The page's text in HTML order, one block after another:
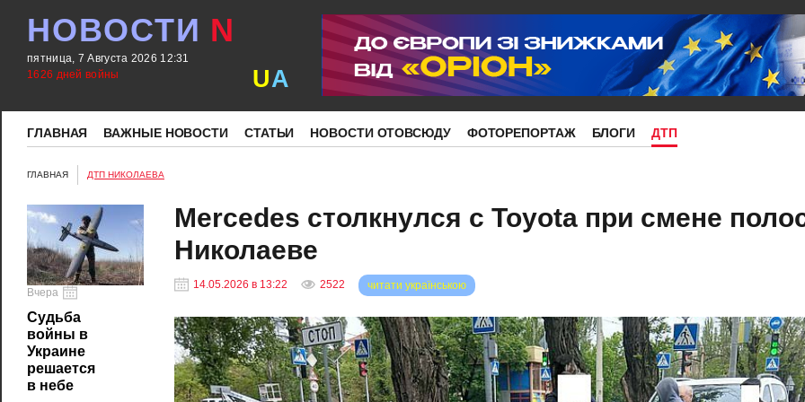
НОВОСТИ N
пятница, 7 Августа 2026 12:31
1626 дней войны
UA
ГЛАВНАЯ ВАЖНЫЕ НОВОСТИ СТАТЬИ НОВОСТИ ОТОВСЮДУ ФОТОРЕПОРТАЖ БЛОГИ ДТП
ГЛАВНАЯ ДТП НИКОЛАЕВА
Вчера
Судьба
войны в
Украине
решается
в небе
Mercedes столкнулся с Toyota при смене
Николаеве
14.05.2026 в 13:22 2522 читати українською